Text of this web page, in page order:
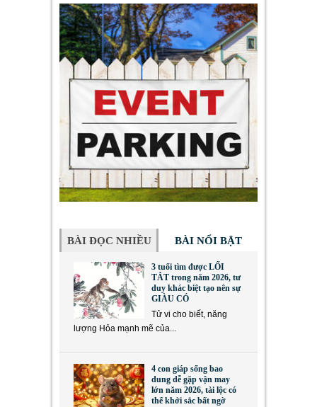
BÀI ĐỌC NHIỀU BÀI NỔI BẬT
3 tuổi tìm được LỐI
TẮT trong năm 2026, tư
duy khác biệt tạo nên sự
GIÀU CÓ
Tử vi cho biết, năng
lượng Hỏa mạnh mẽ của...
4 con giáp sống bao
dung dễ gặp vận may
lớn năm 2026, tài lộc có
thể khởi sắc bất ngờ